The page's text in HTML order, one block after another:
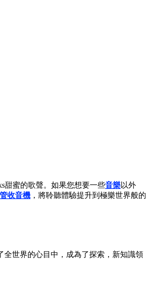
甜蜜的歌聲。如果您想要一些音樂以外
收音機 ，將聆聽體驗提升到極樂世界般的
全世界的心目中，成為了探索，新知識領